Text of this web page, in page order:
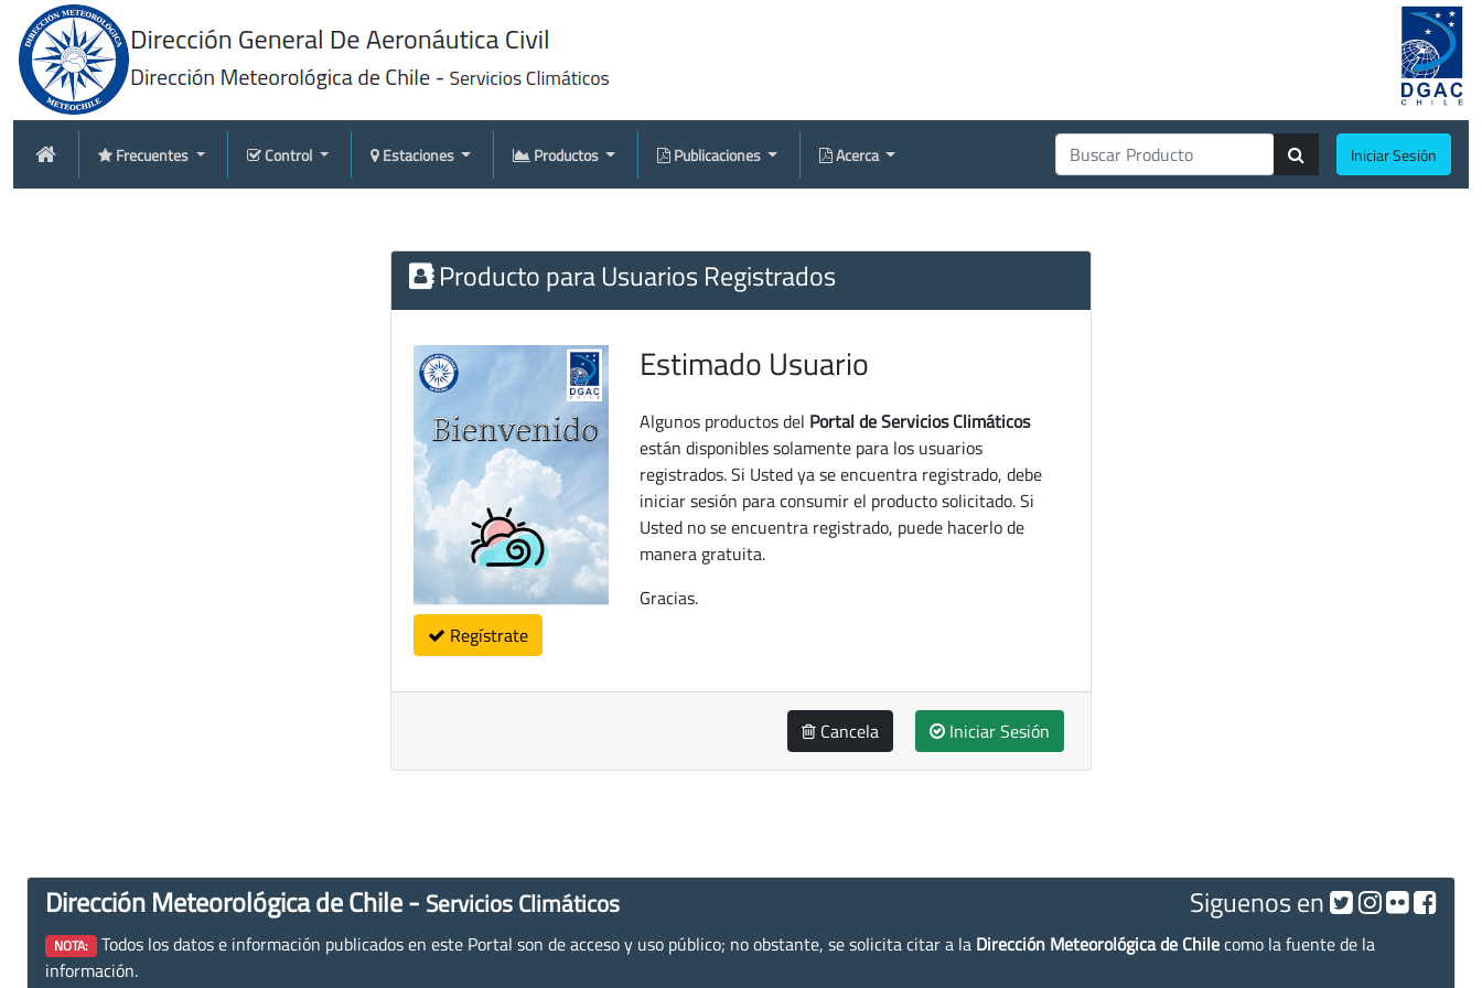
Frecuentes Control Estaciones Productos Publicaciones Acerca Iniciar Sesión
Producto para Usuarios Registrados
Regístrate
Estimado Usuario
Algunos productos del Portal de Servicios Climáticos
están disponibles solamente para los usuarios
registrados. Si Usted ya se encuentra registrado, debe
iniciar sesión para consumir el producto solicitado. Si
Usted no se encuentra registrado, puede hacerlo de
manera gratuita.
Gracias.
Cancela Iniciar Sesión
Dirección Meteorológica de Chile - Servicios Climáticos Siguenos en
NOTA: Todos los datos e información publicados en este Portal son de acceso y uso público; no obstante, se solicita citar a la Dirección Meteorológica de Chilecomo la fuente de la
información.